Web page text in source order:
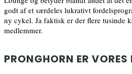
godt af et særdeles lukrativt
ny cykel. Ja faktisk er der flere tusinde
medlemmer.
PRONGHORN ER VORES